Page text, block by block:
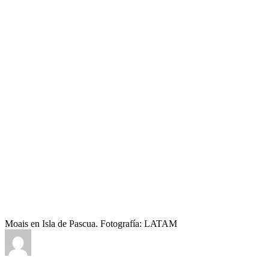
Moais en Isla de Pascua. Fotografía: LATAM